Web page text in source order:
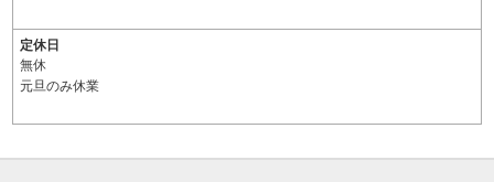
定休日
無休
元旦のみ休業